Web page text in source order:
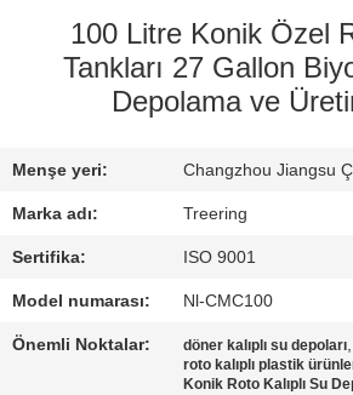
FABRIKA
TURU
KONTROL
BIZIMLE
ILETIŞIME
GEÇIN
100 Litre Konik Özel
Tankları 27 Gallon
Depolama ve
Menşe yeri: Changzhou Jiangsu
Marka adı: Treering
Sertifika: ISO 9001
Model numarası: Nl-CMC100
Önemli Noktalar: döner kalıplı su depoları,
roto kalıplı plastik
Konik Roto Kalıplı Su